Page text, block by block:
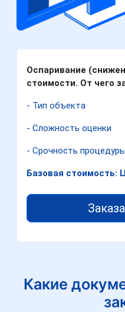
Оспаривание
стоимости. От чего
- Тип объекта
- Сложность оценки
- Срочность процедуры
Базовая стоимость:
Какие